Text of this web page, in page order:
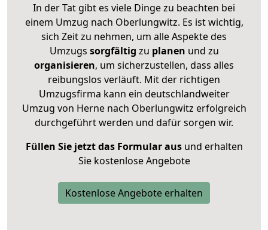
In der Tat gibt es viele Dinge zu beachten bei
einem Umzug nach Oberlungwitz. Es ist wichtig,
sich Zeit zu nehmen, um alle Aspekte des
Umzugs sorgfältig zu planen und zu
organisieren, um sicherzustellen, dass alles
reibungslos verläuft. Mit der richtigen
Umzugsfirma kann ein deutschlandweiter
Umzug von Herne nach Oberlungwitz erfolgreich
durchgeführt werden und dafür sorgen wir.
Füllen Sie jetzt das Formular ausund erhalten
Sie kostenlose Angebote
Kostenlose Angebote erhalten